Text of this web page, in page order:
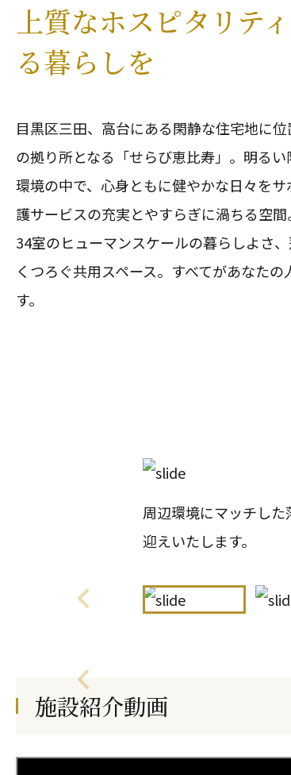
上質なホスピタリテ
る暮らしを
目黒区三田、高台にある閑静な住宅地に
の拠り所となる「せらび恵比寿」。明る
環境の中で、心身ともに健やかな日々を
護サービスの充実とやすらぎに渦ちる空
34室のヒューマンスケールの暮らしよさ、
くつろぐ共用スペース。すべてがあなた
す。
周辺環境にマッチし
迎えいたします。
施設紹介動画